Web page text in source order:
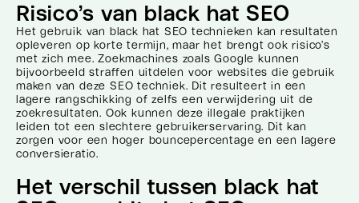
Risico’s van black hat SEO
Het gebruik van black hat SEO technieken kan resultaten
opleveren op korte termijn, maar het brengt ook risico’s
met zich mee. Zoekmachines zoals Google kunnen
bijvoorbeeld straffen uitdelen voor websites die gebruik
maken van deze SEO techniek. Dit resulteert in een
lagere rangschikking of zelfs een verwijdering uit de
zoekresultaten. Ook kunnen deze illegale praktijken
leiden tot een slechtere gebruikerservaring. Dit kan
zorgen voor een hoger bouncepercentage en een lagere
conversieratio.
Het verschil tussen black hat